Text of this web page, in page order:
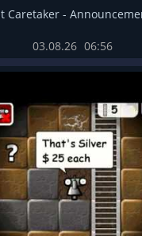
Caretaker -
03.08.26 06:56